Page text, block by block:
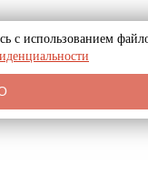
с использованием